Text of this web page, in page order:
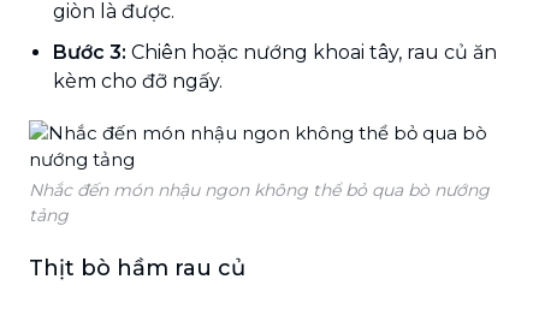
giòn là được.
Bước 3: Chiên hoặc nướng khoai tây, rau củ ăn
kèm cho đỡ ngấy.
Nhắc đến món nhậu ngon không thể bỏ qua bò nướng
tảng
Thịt bò hầm rau củ